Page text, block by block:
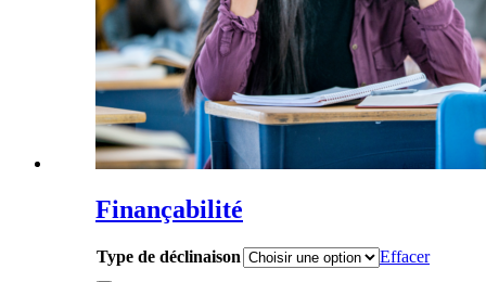
Finançabilité
Type de déclinaison Effacer